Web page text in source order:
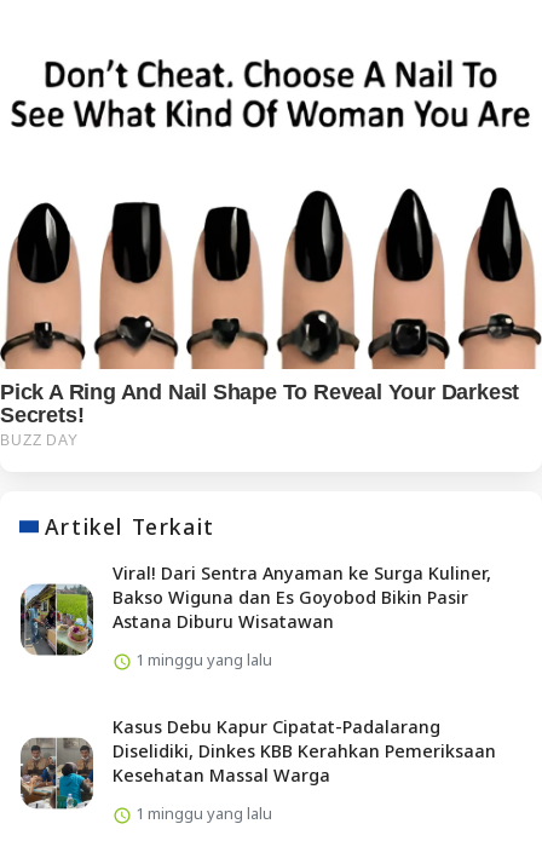
Artikel Terkait
Viral! Dari Sentra Anyaman ke Surga Kuliner,
Bakso Wiguna dan Es Goyobod Bikin Pasir
Astana Diburu Wisatawan
1 minggu yang lalu
Kasus Debu Kapur Cipatat-Padalarang
Diselidiki, Dinkes KBB Kerahkan Pemeriksaan
Kesehatan Massal Warga
1 minggu yang lalu